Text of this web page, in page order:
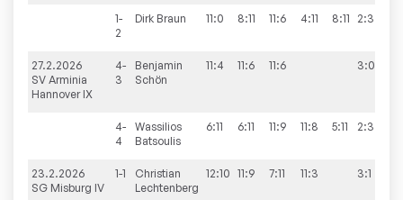
1-
2
Dirk Braun 11:0 8:11 11:6 4:11 8:11 2:3
27.2.2026
SV Arminia
Hannover IX
4-
3
Benjamin
Schön
11:4 11:6 11:6 3:0
4-
4
Wassilios
Batsoulis
6:11 6:11 11:9 11:8 5:11 2:3
23.2.2026
SG Misburg IV
1-1
Christian
Lechtenberg
12:10 11:9 7:11 11:3 3:1